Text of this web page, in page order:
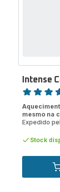
Intense
Classificação
mesmo na
Expedido
Stock